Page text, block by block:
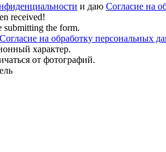
и даю Cогласие на
received!
the form.
Согласие на обработку персональных
характер.
от фотографий.